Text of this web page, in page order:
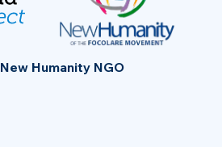
New Humanity NGO